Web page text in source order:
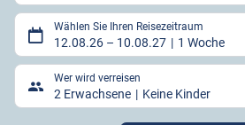
Wählen Sie Ihren Reisezeitraum
12.08.26 – 10.08.27 1 Woche
Wer wird verreisen
2 Erwachsene Keine Kinder